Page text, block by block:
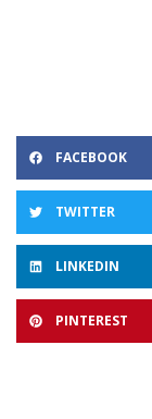
FACEBOOK
TWITTER
LINKEDIN
PINTEREST